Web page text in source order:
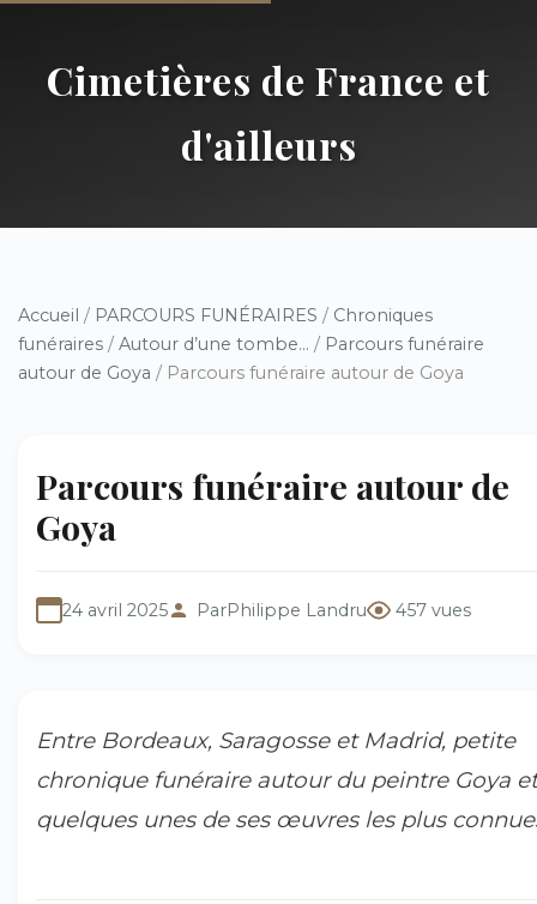
Cimetières de France et
d'ailleurs
Accueil / PARCOURS FUNÉRAIRES / Chroniques
funéraires / Autour d’une tombe... / Parcours funéraire
autour de Goya / Parcours funéraire autour de Goya
Parcours funéraire autour de
Goya
24 avril 2025 ParPhilippe Landru 457 vues
Entre Bordeaux, Saragosse et Madrid, petite
chronique funéraire autour du peintre Goya
quelques unes de ses œuvres les plus